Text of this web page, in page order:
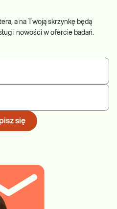
a na Twoją skrzynkę będą
i nowości w ofercie badań.
się